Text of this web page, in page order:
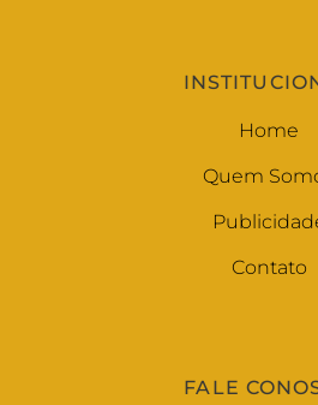
Home
Quem
Contato
FALE